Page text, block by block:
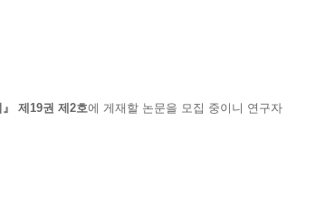
』 제 19권 제2호에 게재할 논문을 모집 중이니 연구자